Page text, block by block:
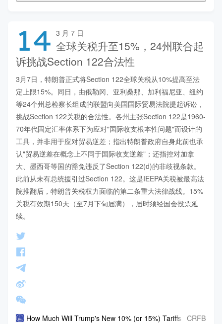
14 3 月 7 日
全球关税升至15%，24州联合起
诉挑战Section 122合法性
3月7日，特朗普正式将Section 122全球关税从10%提高至法
定上限15%。同日，由俄勒冈、亚利桑那、加利福尼亚、纽约
等24个州总检察长组成的联盟向美国国际贸易法院提起诉讼，
挑战Section 122关税的合法性。各州主张Section 122是1960-
70年代固定汇率体系下为应对"国际收支根本性问题"而设计的
工具，并非用于应对贸易逆差；指出特朗普政府自身此前也承
认"贸易逆差在概念上不同于国际收支逆差"；还指控对加拿
大、墨西哥等国的豁免违反了Section 122(d)的非歧视条款。
此前从未有总统援引过Section 122。这是IEEPA关税被最高法
院推翻后，特朗普关税权力面临的第二条重大法律战线。15%
关税有效期150天（至7月下旬届满），届时须经国会投票延
续。
How Much Will Trump's New 10% (or 15%) Tariffs Raise?
CRFB